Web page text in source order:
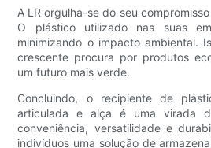
A LR orgulha-se do seu
O plástico utilizado nas suas
minimizando o impacto ambiental.
crescente procura por produtos
um futuro mais verde.
Concluindo, o recipiente de
articulada e alça é uma virada
conveniência, versatilidade e
indivíduos uma solução de